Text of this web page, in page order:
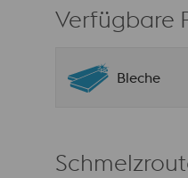
Verfügbare
Bleche